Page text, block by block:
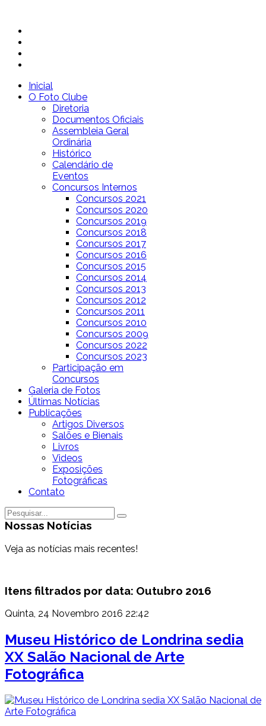
Inicial
O Foto Clube
Diretoria
Documentos Oficiais
Assembleia Geral
Ordinária
Histórico
Calendário de
Eventos
Concursos Internos
Concursos 2021
Concursos 2020
Concursos 2019
Concursos 2018
Concursos 2017
Concursos 2016
Concursos 2015
Concursos 2014
Concursos 2013
Concursos 2012
Concursos 2011
Concursos 2010
Concursos 2009
Concursos 2022
Concursos 2023
Participação em
Concursos
Galeria de Fotos
Últimas Notícias
Publicações
Artigos Diversos
Salões e Bienais
Livros
Videos
Exposições
Fotográficas
Contato
Nossas Notícias
Veja as notícias mais recentes!
Itens filtrados por data: Outubro 2016
Quinta, 24 Novembro 2016 22:42
Museu Histórico de Londrina sedia
XX Salão Nacional de Arte
Fotográfica